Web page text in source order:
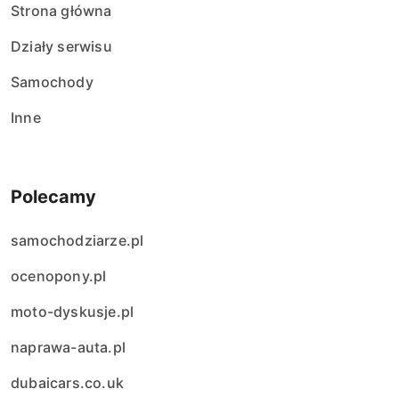
i
s
Strona główna
Działy serwisu
Samochody
Inne
Polecamy
samochodziarze.pl
ocenopony.pl
moto-dyskusje.pl
naprawa-auta.pl
dubaicars.co.uk